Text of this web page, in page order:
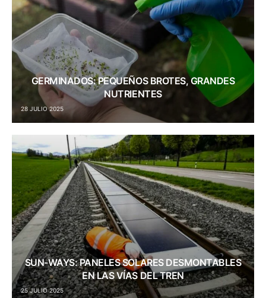
GERMINADOS: PEQUEÑOS BROTES, GRANDES
NUTRIENTES
28 JULIO 2025
SUN-WAYS: PANELES SOLARES DESMONTABLES
EN LAS VÍAS DEL TREN
25 JULIO 2025